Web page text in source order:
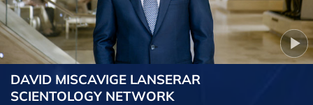
DAVID MISCAVIGE LANSERAR
SCIENTOLOGY NETWORK